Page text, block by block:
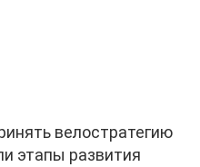
велостратегию
этапы развития